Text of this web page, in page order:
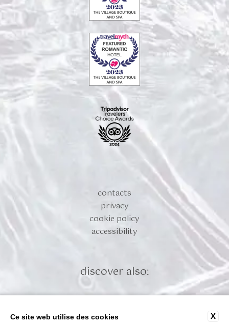
contacts
privacy
cookie policy
accessibility
discover also:
X
Ce site web utilise des cookies